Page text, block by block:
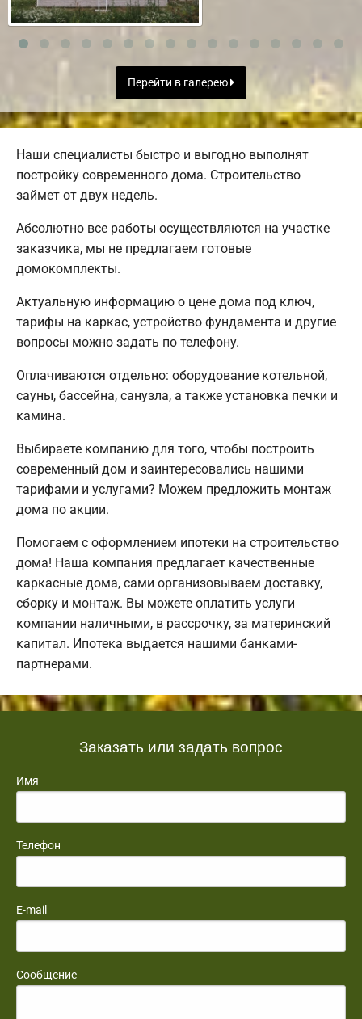
Перейти в галерею
Наши специалисты быстро и выгодно выполнят
постройку современного дома. Строительство
займет от двух недель.
Абсолютно все работы осуществляются на участке
заказчика, мы не предлагаем готовые
домокомплекты.
Актуальную информацию о цене дома под ключ,
тарифы на каркас, устройство фундамента и другие
вопросы можно задать по телефону.
Оплачиваются отдельно: оборудование котельной,
сауны, бассейна, санузла, а также установка печки и
камина.
Выбираете компанию для того, чтобы построить
современный дом и заинтересовались нашими
тарифами и услугами? Можем предложить монтаж
дома по акции.
Помогаем с оформлением ипотеки на строительство
дома! Наша компания предлагает качественные
каркасные дома, сами организовываем доставку,
сборку и монтаж. Вы можете оплатить услуги
компании наличными, в рассрочку, за материнский
капитал. Ипотека выдается нашими банками-
партнерами.
Заказать или задать вопрос
Имя
Телефон
E-mail
Сообщение